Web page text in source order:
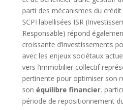
parti des mécanismes du crédit
SCPI labellisées ISR
Responsable) répond
croissante d’investissements
avec les enjeux sociétaux
vers l’immobilier collectif
pertinente pour optimiser son
son équilibre financier,
période de repositionnement